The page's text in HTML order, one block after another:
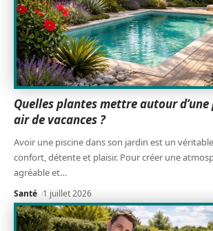
Quelles plantes mettre autour
air de vacances ?
Avoir une piscine dans son jardin est un
confort, détente et plaisir. Pour créer une
agréable et…
Santé 1 juillet 2026